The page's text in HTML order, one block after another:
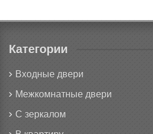
Категории
Входные двери
Межкомнатные двери
С зеркалом